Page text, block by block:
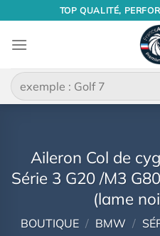
contenu
TOP QUALITÉ,
Recherche
pour :
Aileron Col de
Série 3 G20 /M3
(lame
BOUTIQUE / BMW /